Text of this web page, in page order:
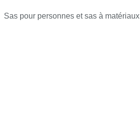
Sas pour personnes et sas à matériaux